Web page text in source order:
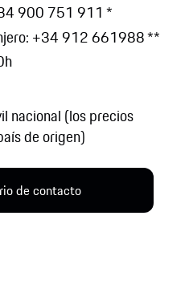
900 751 911 *
+34 912 661988 **
nacional (los precios
de origen)
de contacto